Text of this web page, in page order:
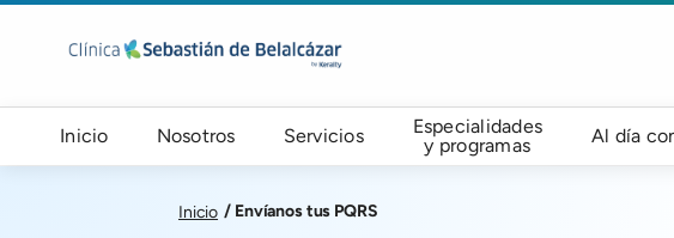
Navegación principal
Inicio Nosotros Servicios
Especialidades
y programas
Al día
Inicio Envíanos tus PQRS